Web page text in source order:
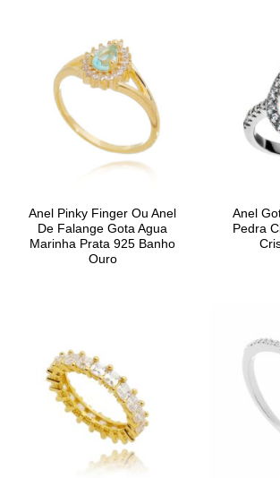
Anel Pinky Finger Ou Anel
De Falange Gota Agua
Marinha Prata 925 Banho
Ouro
Anel
Pedra